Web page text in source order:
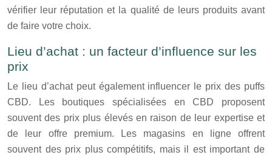
vérifier leur réputation et la qualité de leurs produits avant
de faire votre choix.
Lieu d’achat : un facteur d’influence sur les
prix
Le lieu d’achat peut également influencer le prix des puffs
CBD. Les boutiques spécialisées en CBD proposent
souvent des prix plus élevés en raison de leur expertise et
de leur offre premium. Les magasins en ligne offrent
souvent des prix plus compétitifs, mais il est important de